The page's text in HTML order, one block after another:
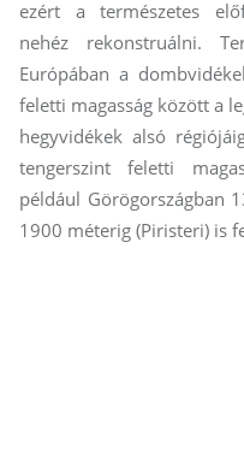
ezért a természetes
nehéz rekonstruálni.
Európában a
feletti magasság között a
hegyvidékek alsó
tengerszint feletti
például Görögországban
1900 méterig (Piristeri) is